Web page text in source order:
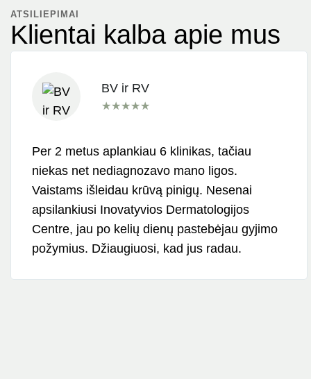
ATSILIEPIMAI
Klientai kalba apie mus
BV ir RV
★★★★★
Per 2 metus aplankiau 6 klinikas, tačiau
niekas net nediagnozavo mano ligos.
Vaistams išleidau krūvą pinigų. Nesenai
apsilankiusi Inovatyvios Dermatologijos
Centre, jau po kelių dienų pastebėjau gyjimo
požymius. Džiaugiuosi, kad jus radau.